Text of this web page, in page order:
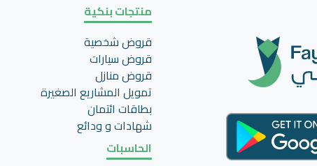
منتجات بنكية
قروض شخصية
قروض سيارات
قروض منازل
تمويل المشاريع الصغيرة
بطاقات ائتمان
شهادات و ودائع
الحاسبات